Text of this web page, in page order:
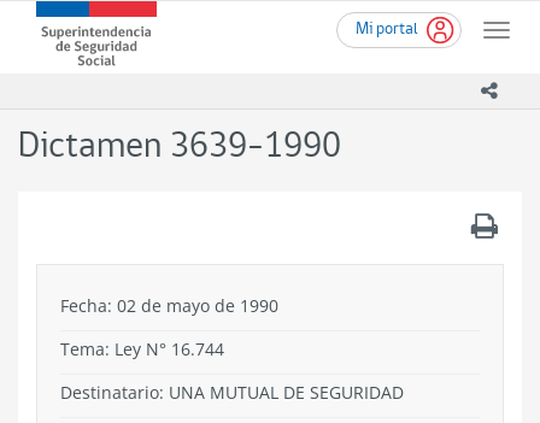
contenido
Mi portal
Toggle
Superintendencia
de
-
Dictamen 3639-1990
Fecha: 02 de mayo de 1990
Tema: Ley N° 16.744
Destinatario: UNA MUTUAL DE SEGURIDAD